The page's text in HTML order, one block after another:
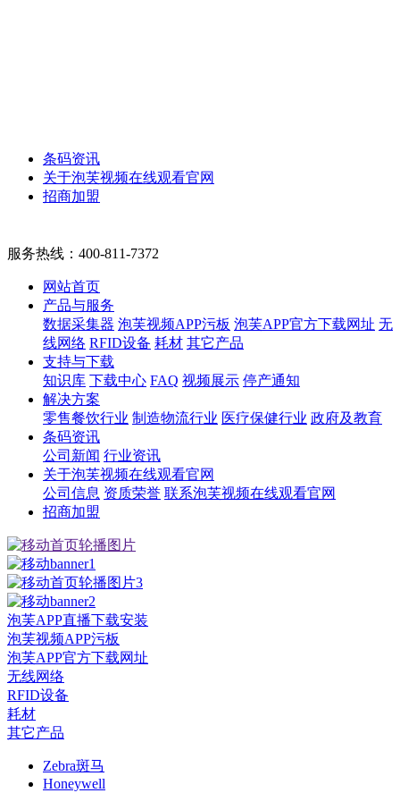
条码资讯
关于泡芙视频在线观看官网
招商加盟
服务热线： 400-811-7372
网站首页
产品与服务
数据采集器 泡芙视频APP污板 泡芙APP官方下载网址 无
线网络 RFID设备 耗材 其它产品
支持与下载
知识库 下载中心 FAQ 视频展示 停产通知
解决方案
零售餐饮行业 制造物流行业 医疗保健行业 政府及教育
条码资讯
公司新闻 行业资讯
关于泡芙视频在线观看官网
公司信息 资质荣誉 联系泡芙视频在线观看官网
招商加盟
泡芙APP直播下载安装
泡芙视频APP污板
泡芙APP官方下载网址
无线网络
RFID设备
耗材
其它产品
Zebra斑马
Honeywell